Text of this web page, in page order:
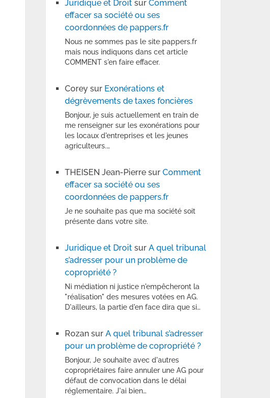
Juridique et Droit surComment
effacer sa société ou ses
coordonnées de pappers.fr
Nous ne sommes pas le site pappers.fr
mais nous indiquons dans cet article
COMMENT s'en faire effacer.
Corey sur Exonérations et
dégrèvements de taxes foncières
Bonjour, je suis actuellement en train de
me renseigner sur les exonérations pour
les locaux d'entreprises et les jeunes
agriculteurs.…
THEISEN Jean-Pierre surComment
effacer sa société ou ses
coordonnées de pappers.fr
Je ne souhaite pas que ma société soit
présente dans votre site.
Juridique et Droit surA quel tribunal
s’adresser pour un problème de
copropriété ?
Ni médiation ni justice n'empêcheront la
"réalisation" des mesures votées en AG.
D'ailleurs, la partie d'en face dira que si…
Rozan surA quel tribunal s’adresser
pour un problème de copropriété ?
Bonjour, Je souhaite avec d'autres
copropriétaires faire annuler une AG pour
défaut de convocation dans le délai
réglementaire. J'ai bien…